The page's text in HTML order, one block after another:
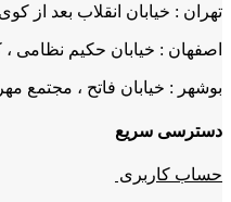
تهران : خیابان انقلاب بعد از کوی 33 مجتمع مهر
اصفهان : خیابان حکیم نظامی
بوشهر : خیابان فاتح ، مجتمع
دسترسی سریع
حساب کاربری